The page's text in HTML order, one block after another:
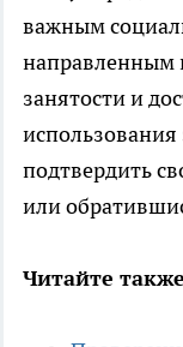
важным
направленным
занятости и
использования
подтвердить
или
Читайте